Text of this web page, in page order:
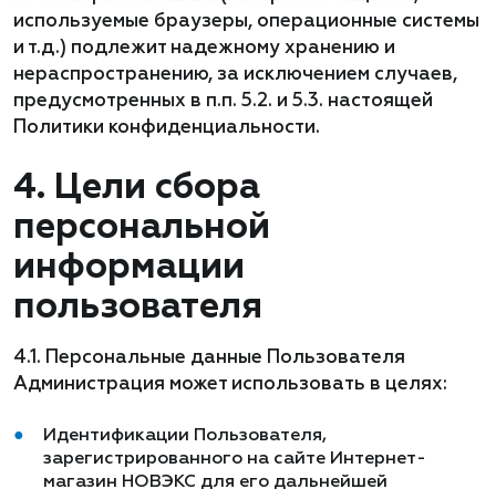
используемые браузеры, операционные системы
и т.д.) подлежит надежному хранению и
нераспространению, за исключением случаев,
предусмотренных в п.п. 5.2. и 5.3. настоящей
Политики конфиденциальности.
4. Цели сбора
персональной
информации
пользователя
4.1. Персональные данные Пользователя
Администрация может использовать в целях:
Идентификации Пользователя,
зарегистрированного на сайте Интернет-
магазин НОВЭКС для его дальнейшей